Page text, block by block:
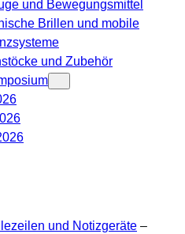
und Bewegungsmittel
Brillen und mobile
und Zubehör
und Notizgeräte –